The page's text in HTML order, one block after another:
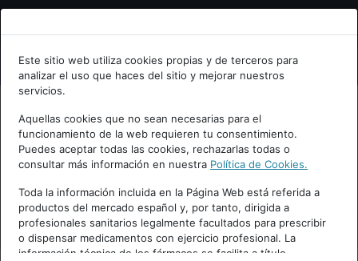
Bienvenid@ a psiquiatria.com
Escribe tu Email
Accede o regístrate con tu email.
Cancelar
Este sitio web utiliza cookies propias y de terceros para
analizar el uso que haces del sitio y mejorar nuestros
servicios.
Aquellas cookies que no sean necesarias para el
funcionamiento de la web requieren tu consentimiento.
Puedes aceptar todas las cookies, rechazarlas todas o
consultar más información en nuestra Política de Cookies.
Toda la información incluida en la Página Web está referida a
productos del mercado español y, por tanto, dirigida a
profesionales sanitarios legalmente facultados para prescribir
o dispensar medicamentos con ejercicio profesional. La
información técnica de los fármacos se facilita a título